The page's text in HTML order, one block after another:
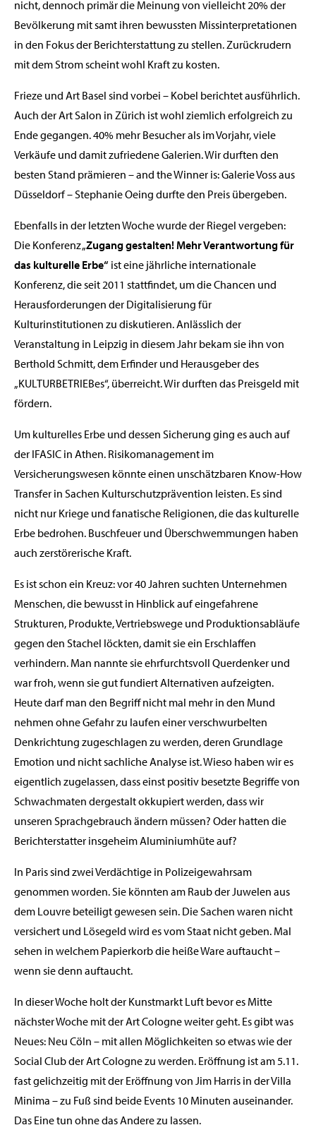
nicht, dennoch primär die Meinung von vielleicht 20% der
Bevölkerung mit samt ihren bewussten Missinterpretationen
in den Fokus der Berichterstattung zu stellen. Zurückrudern
mit dem Strom scheint wohl Kraft zu kosten.
Frieze und Art Basel sind vorbei – Kobel berichtet ausführlich.
Auch der Art Salon in Zürich ist wohl ziemlich erfolgreich zu
Ende gegangen. 40% mehr Besucher als im Vorjahr, viele
Verkäufe und damit zufriedene Galerien. Wir durften den
besten Stand prämieren – and the Winner is: Galerie Voss aus
Düsseldorf – Stephanie Oeing durfte den Preis übergeben.
Ebenfalls in der letzten Woche wurde der Riegel vergeben:
Die Konferenz „Zugang gestalten! Mehr Verantwortung für
das kulturelle Erbe“ ist eine jährliche internationale
Konferenz, die seit 2011 stattfindet, um die Chancen und
Herausforderungen der Digitalisierung für
Kulturinstitutionen zu diskutieren. Anlässlich der
Veranstaltung in Leipzig in diesem Jahr bekam sie ihn von
Berthold Schmitt, dem Erfinder und Herausgeber des
„KULTURBETRIEBes“, überreicht. Wir durften das Preisgeld mit
fördern.
Um kulturelles Erbe und dessen Sicherung ging es auch auf
der IFASIC in Athen. Risikomanagement im
Versicherungswesen könnte einen unschätzbaren Know-How
Transfer in Sachen Kulturschutzprävention leisten. Es sind
nicht nur Kriege und fanatische Religionen, die das kulturelle
Erbe bedrohen. Buschfeuer und Überschwemmungen haben
auch zerstörerische Kraft.
Es ist schon ein Kreuz: vor 40 Jahren suchten Unternehmen
Menschen, die bewusst in Hinblick auf eingefahrene
Strukturen, Produkte, Vertriebswege und Produktionsabläufe
gegen den Stachel löckten, damit sie ein Erschlaffen
verhindern. Man nannte sie ehrfurchtsvoll Querdenker und
war froh, wenn sie gut fundiert Alternativen aufzeigten.
Heute darf man den Begriff nicht mal mehr in den Mund
nehmen ohne Gefahr zu laufen einer verschwurbelten
Denkrichtung zugeschlagen zu werden, deren Grundlage
Emotion und nicht sachliche Analyse ist. Wieso haben wir es
eigentlich zugelassen, dass einst positiv besetzte Begriffe von
Schwachmaten dergestalt okkupiert werden, dass wir
unseren Sprachgebrauch ändern müssen? Oder hatten die
Berichterstatter insgeheim Aluminiumhüte auf?
In Paris sind zwei Verdächtige in Polizeigewahrsam
genommen worden. Sie könnten am Raub der Juwelen aus
dem Louvre beteiligt gewesen sein. Die Sachen waren nicht
versichert und Lösegeld wird es vom Staat nicht geben. Mal
sehen in welchem Papierkorb die heiße Ware auftaucht –
wenn sie denn auftaucht.
In dieser Woche holt der Kunstmarkt Luft bevor es Mitte
nächster Woche mit der Art Cologne weiter geht. Es gibt was
Neues: Neu Cöln – mit allen Möglichkeiten so etwas wie der
Social Club der Art Cologne zu werden. Eröffnung ist am 5.11.
fast gelichzeitig mit der Eröffnung von Jim Harris in der Villa
Minima – zu Fuß sind beide Events 10 Minuten auseinander.
Das Eine tun ohne das Andere zu lassen.